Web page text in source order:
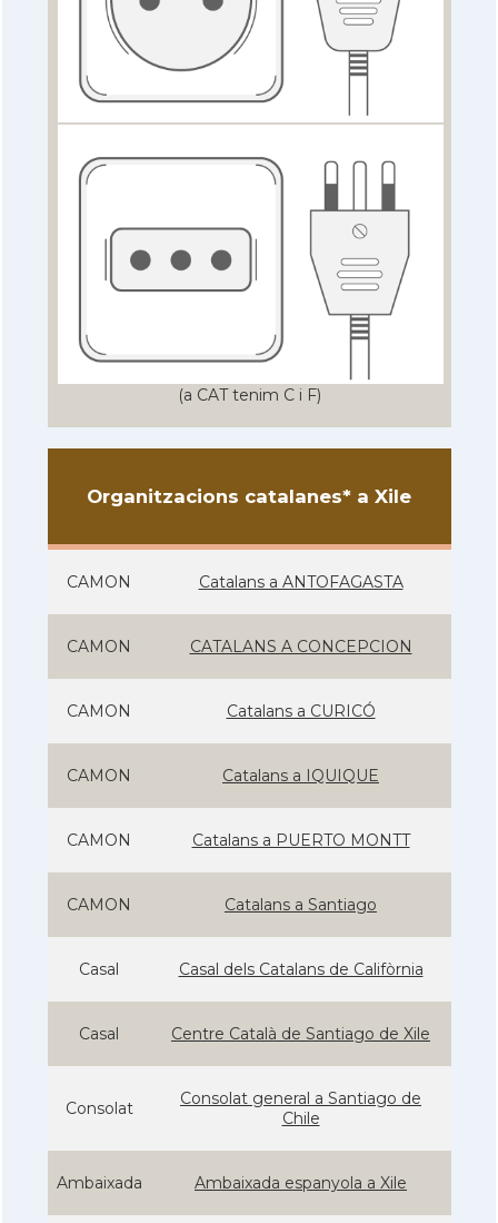
(a CAT tenim C i F)
Organitzacions catalanes* a Xile
CAMON Catalans a ANTOFAGASTA
CAMON CATALANS A CONCEPCION
CAMON Catalans a CURICÓ
CAMON Catalans a IQUIQUE
CAMON Catalans a PUERTO MONTT
CAMON Catalans a Santiago
Casal Casal dels Catalans de Califòrnia
Casal Centre Català de Santiago de Xile
Consolat
Consolat general a Santiago de
Chile
Ambaixada Ambaixada espanyola a Xile